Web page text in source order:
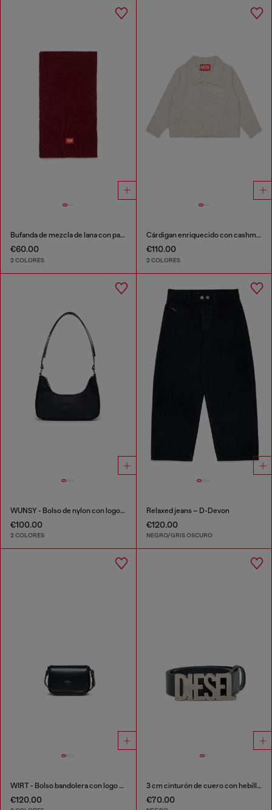
Bufanda de mezcla de lana con parche de logo D
€60.00
2 COLORES
Cárdigan enriquecido con cashmere y cuello festoneado
€110.00
2 COLORES
WUNSY - Bolso de nylon con logo Oval D
€100.00
2 COLORES
Relaxed jeans – D-Devon
€120.00
NEGRO/GRIS OSCURO
WIRT - Bolso bandolera con logo Oval D repujado
€120.00
3 cm cinturón de cuero con hebilla Diesel
€70.00